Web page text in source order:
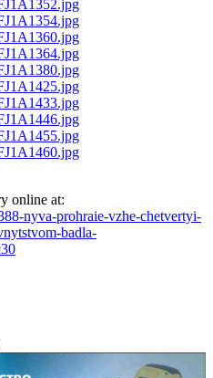
online at:
nyva-prohraie-vzhe-chetvertyi-
badla-